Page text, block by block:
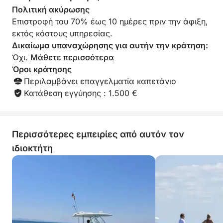
Παρά τη μικρότερη διάρκεια, η εμπειρία δεν μοιάζει
ποτέ βιαστική. Η ομαλή και ισχυρή πλοήγηση του
σκάφους σάς επιτρέπει να φτάσετε γρήγορα σε
όμορφες τοποθεσίες, δίνοντάς σας περισσότερο
χρόνο για να απολαύσετε κάθε στάση.
Ιδανικός για μια αυθόρμητη απόδραση ή ένα
αναζωογονητικό διάλειμμα στη θάλασσα, αυτός
για να ζήσετε τη μαγεία της Κόστα Μπράβα -
απλός, ευέλικτος και αποκλειστικά δικός σας!
Πολιτική ακύρωσης
Επιστροφή του 70% έως 10 ημέρες πριν την άφιξη,
εκτός κόστους υπηρεσίας.
Δικαίωμα υπαναχώρησης για αυτήν την κράτηση:
Όχι. Μάθετε περισσότερα
Όροι κράτησης
Περιλαμβάνει επαγγελματία καπετάνιο
Κατάθεση εγγύησης : 1.500 €
Περισσότερες εμπειρίες από αυτόν τον
ιδιοκτήτη